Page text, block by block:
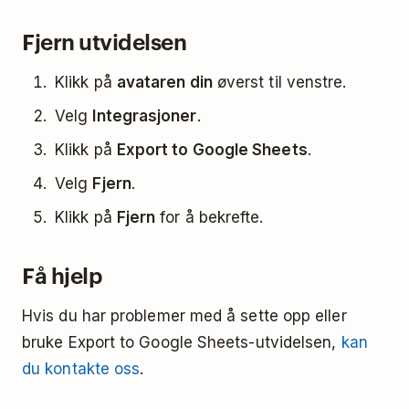
feilmeldingsskjerm. Når dette skjer, vent noen
minutter for at eksporten skal fullføres, og sjekk
resultatet iGoogle Sheets . Hvis eksporten ikke
har dukket opp etter en lengre periode,
kontakt med oss for hjelp
som ikke fullført av denne integrasjonen. Først
vil den vises som en fullført oppgave.
Fjern utvidelsen
Klikk på avataren dinøverst til venstre.
Velg Integrasjoner.
Klikk på Export to Google Sheets.
Velg Fjern.
Klikk på Fjern for å bekrefte.
Få hjelp
Hvis du har problemer med å sette opp eller
bruke Export to Google Sheets-utvidelsen, kan
du kontakte oss.